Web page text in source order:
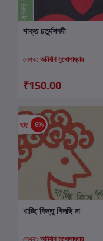
কার্টে যোগ করুন
শাক্ত চতুর্দশপদী
লেখক: অনির্বাণ মুখোপাধ্যায়
₹150.00
ছাড় 6%
কার্টে যোগ করুন
খাচ্ছি কিন্তু গিলছি না
লেখক: অনির্বাণ মুখোপাধ্যায়